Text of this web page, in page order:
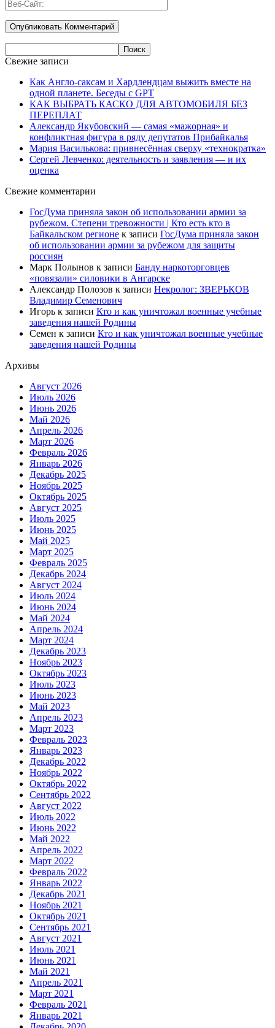
Свежие записи
Как Англо-саксам и Хардлендцам выжить вместе на
одной планете. Беседы с GPT
КАК ВЫБРАТЬ КАСКО ДЛЯ АВТОМОБИЛЯ БЕЗ
ПЕРЕПЛАТ
Александр Якубовский — самая «мажорная» и
конфликтная фигура в ряду депутатов Прибайкалья
Мария Василькова: привнесённая сверху «технократка»
Сергей Левченко: деятельность и заявления — и их
оценка
Свежие комментарии
ГосДума приняла закон об использовании армии за
рубежом. Степени тревожности | Кто есть кто в
Байкальском регионе к записи ГосДума приняла закон
об использовании армии за рубежом для защиты
россиян
Марк Полынов к записи Банду наркоторговцев
«повязали» силовики в Ангарске
Александр Полозов к записи Некролог: ЗВЕРЬКОВ
Владимир Семенович
Игорь к записи Кто и как уничтожал военные учебные
заведения нашей Родины
Семен к записи Кто и как уничтожал военные учебные
заведения нашей Родины
Архивы
Август 2026
Июль 2026
Июнь 2026
Май 2026
Апрель 2026
Март 2026
Февраль 2026
Январь 2026
Декабрь 2025
Ноябрь 2025
Октябрь 2025
Август 2025
Июль 2025
Июнь 2025
Май 2025
Март 2025
Февраль 2025
Декабрь 2024
Август 2024
Июль 2024
Июнь 2024
Май 2024
Апрель 2024
Март 2024
Декабрь 2023
Ноябрь 2023
Октябрь 2023
Июль 2023
Июнь 2023
Май 2023
Апрель 2023
Март 2023
Февраль 2023
Январь 2023
Декабрь 2022
Ноябрь 2022
Октябрь 2022
Сентябрь 2022
Август 2022
Июль 2022
Июнь 2022
Май 2022
Апрель 2022
Март 2022
Февраль 2022
Январь 2022
Декабрь 2021
Ноябрь 2021
Октябрь 2021
Сентябрь 2021
Август 2021
Июль 2021
Июнь 2021
Май 2021
Апрель 2021
Март 2021
Февраль 2021
Январь 2021